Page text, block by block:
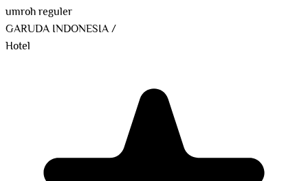
umroh reguler
GARUDA INDONESIA/
Hotel